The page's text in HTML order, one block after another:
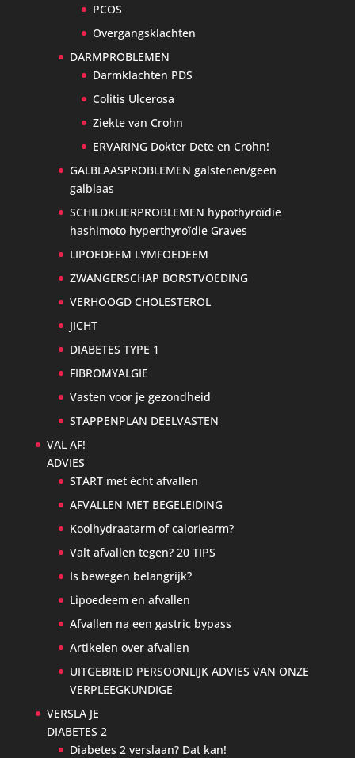
PCOS
Overgangsklachten
DARMPROBLEMEN
Darmklachten PDS
Colitis Ulcerosa
Ziekte van Crohn
ERVARING Dokter Dete en Crohn!
GALBLAASPROBLEMEN galstenen/geen
galblaas
SCHILDKLIERPROBLEMEN hypothyroïdie
hashimoto hyperthyroïdie Graves
LIPOEDEEM LYMFOEDEEM
ZWANGERSCHAP BORSTVOEDING
VERHOOGD CHOLESTEROL
JICHT
DIABETES TYPE 1
FIBROMYALGIE
Vasten voor je gezondheid
STAPPENPLAN DEELVASTEN
VAL AF!
ADVIES
START met écht afvallen
AFVALLEN MET BEGELEIDING
Koolhydraatarm of caloriearm?
Valt afvallen tegen? 20 TIPS
Is bewegen belangrijk?
Lipoedeem en afvallen
Afvallen na een gastric bypass
Artikelen over afvallen
UITGEBREID PERSOONLIJK ADVIES VAN ONZE
VERPLEEGKUNDIGE
VERSLA JE
DIABETES 2
Diabetes 2 verslaan? Dat kan!